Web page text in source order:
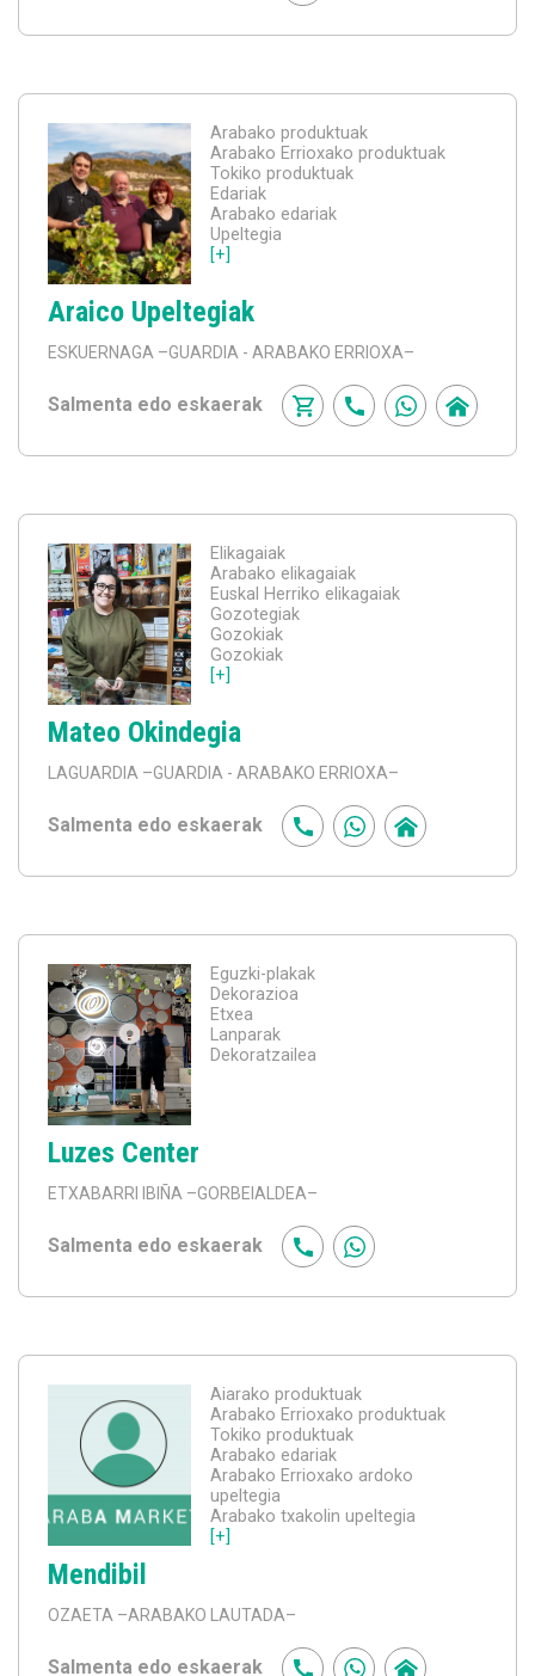
Arabako produktuak
Arabako Errioxako produktuak
Tokiko produktuak
Edariak
Arabako edariak
Upeltegia
[+]
Araico Upeltegiak
ESKUERNAGA –GUARDIA - ARABAKO ERRIOXA–
Salmenta edo eskaerak
Elikagaiak
Arabako elikagaiak
Euskal Herriko elikagaiak
Gozotegiak
Gozokiak
Gozokiak
[+]
Mateo Okindegia
LAGUARDIA –GUARDIA - ARABAKO ERRIOXA–
Salmenta edo eskaerak
Eguzki-plakak
Dekorazioa
Etxea
Lanparak
Dekoratzailea
Luzes Center
ETXABARRI IBIÑA –GORBEIALDEA–
Salmenta edo eskaerak
Aiarako produktuak
Arabako Errioxako produktuak
Tokiko produktuak
Arabako edariak
Arabako Errioxako ardoko
upeltegia
Arabako txakolin upeltegia
[+]
Mendibil
OZAETA –ARABAKO LAUTADA–
Salmenta edo eskaerak